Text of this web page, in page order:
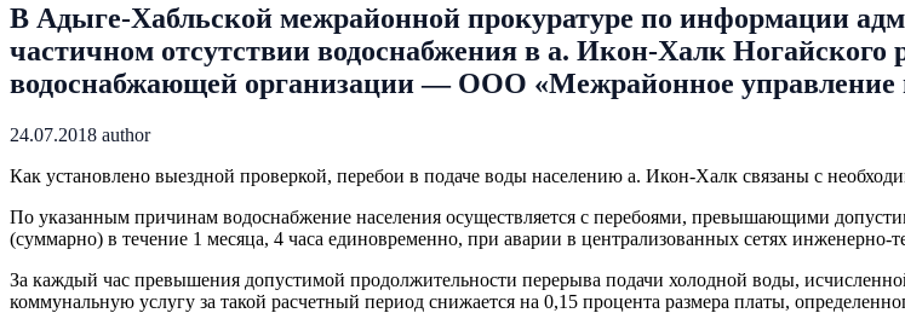
В Адыге-Хабльской межрайонной прокуратуре по информации
частичном отсутствии водоснабжения в а. Икон-Халк Ногайского
водоснабжающей организации — ООО «Межрайонное управление
24.07.2018 author
Как установлено выездной проверкой, перебои в подаче воды населению а. Икон-Халк связаны с
По указанным причинам водоснабжение населения осуществляется с перебоями, превышающими
(суммарно) в течение 1 месяца, 4 часа единовременно, при аварии в централизованных сетях инженерно-
За каждый час превышения допустимой продолжительности перерыва подачи холодной воды,
коммунальную услугу за такой расчетный период снижается на 0,15 процента размера платы,